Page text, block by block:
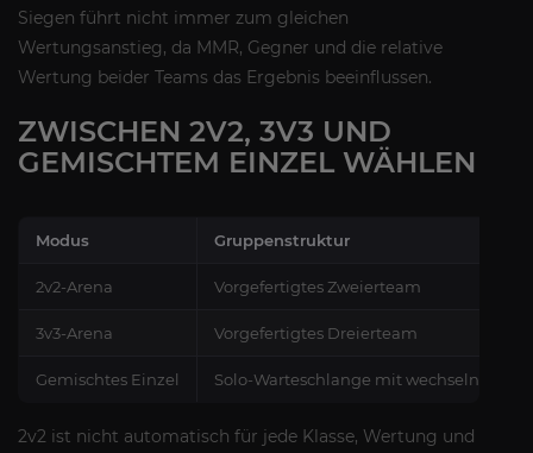
Siegen führt nicht immer zum gleichen
Wertungsanstieg, da MMR, Gegner und die relative
Wertung beider Teams das Ergebnis beeinflussen.
ZWISCHEN 2V2, 3V3 UND
GEMISCHTEM EINZEL WÄHLEN
Modus Gruppenstruktur
2v2-Arena Vorgefertigtes Zweierteam
3v3-Arena Vorgefertigtes Dreierteam
Gemischtes Einzel Solo-Warteschlange mit wechselnden
2v2 ist nicht automatisch für jede Klasse, Wertung und